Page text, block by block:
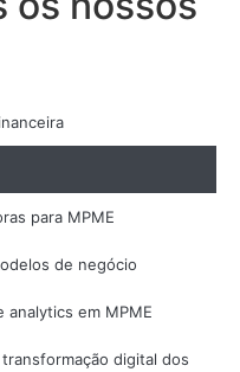
para MPME
de negócio
em MPME
digital dos